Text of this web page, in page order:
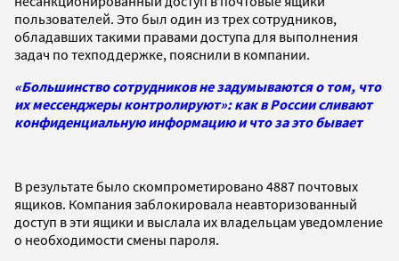
пользователей. Это был один из трех сотрудников,
обладавших такими правами доступа для выполнения
задач по техподдержке, пояснили в компании.
«Большинство сотрудников не задумываются о том, что
их мессенджеры контролируют»: как в России сливают
конфиденциальную информацию и что за это бывает
В результате было скомпрометировано 4887 почтовых
ящиков. Компания заблокировала неавторизованный
доступ в эти ящики и выслала их владельцам уведомление
о необходимости смены пароля.